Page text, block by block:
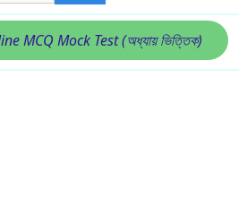
MCQ Mock Test (অধ্যায় ভিত্তিক)